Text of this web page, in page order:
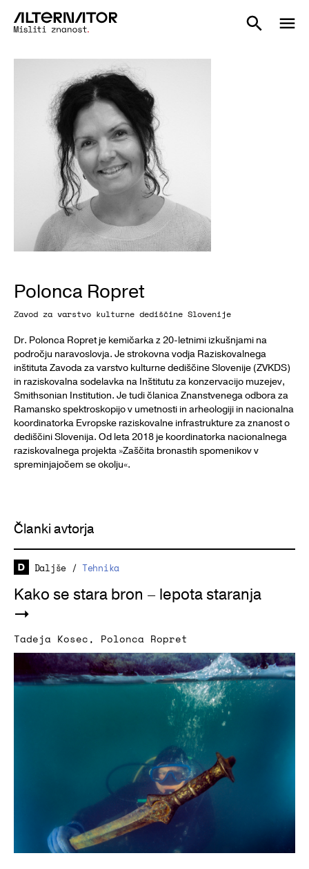
Polonca Ropret
Zavod za varstvo kulturne dediščine Slovenije
Dr. Polonca Ropret je kemičarka z 20-letnimi izkušnjami na
področju naravoslovja. Je strokovna vodja Raziskovalnega
inštituta Zavoda za varstvo kulturne dediščine Slovenije (ZVKDS)
in raziskovalna sodelavka na Inštitutu za konzervacijo muzejev,
Smithsonian Institution. Je tudi članica Znanstvenega odbora za
Ramansko spektroskopijo v umetnosti in arheologiji in nacionalna
koordinatorka Evropske raziskovalne infrastrukture za znanost o
dediščini Slovenija. Od leta 2018 je koordinatorka nacionalnega
raziskovalnega projekta »Zaščita bronastih spomenikov v
spreminjajočem se okolju«.
Članki avtorja
Daljše /Tehnika
Kako se stara bron – lepota staranja
Tadeja Kosec, Polonca Ropret